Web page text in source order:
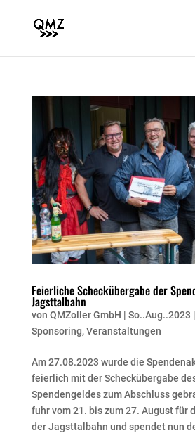
Feierliche Scheckübergabe der
Jagsttalbahn
von QMZoller GmbH | So..Aug..2023 |
Sponsoring,Veranstaltungen
Am 27.08.2023 wurde die
feierlich mit der Scheckübergabe
Spendengeldes zum Abschluss
fuhr vom 21. bis zum 27. August für
der Jagsttalbahn und spendet nun